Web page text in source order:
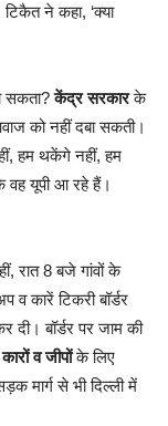
ने कहा, ‘क्या
सकता?केंद्र सरकारके
को नहीं दबा सकती।
हम थकेंगे नहीं, हम
वह यूपी आ रहे हैं।
रात 8 बजे गांवों के
कारें टिकरी बॉर्डर
दी। बॉर्डर पर जाम की
व जीपोंके लिए
मार्ग से भी दिल्ली में